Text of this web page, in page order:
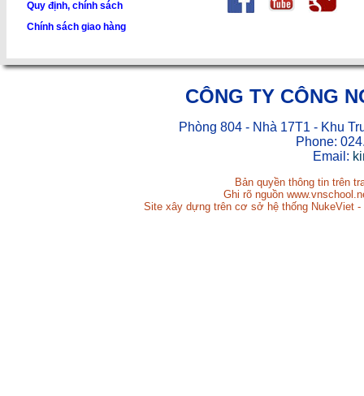
Quy định, chính sách
Chính sách giao hàng
CÔNG TY CÔNG
Phòng 804 - Nhà 17T1 - Khu
Phone:
Email:
Bản quyền thông tin trên
Ghi rõ nguồn
Site xây dựng trên cơ sở hệ thống NukeViet